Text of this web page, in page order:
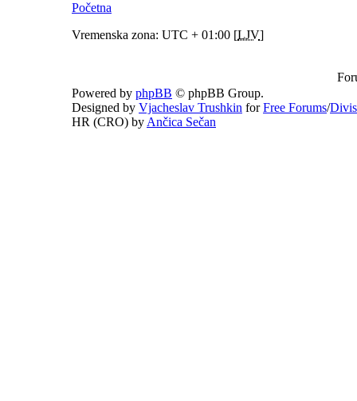
Početna
Vremenska zona: UTC + 01:00 [LJV]
Powered by phpBB © phpBB Group.
Designed by Vjacheslav Trushkin forFree Forums/
HR (CRO) by Ančica Sečan